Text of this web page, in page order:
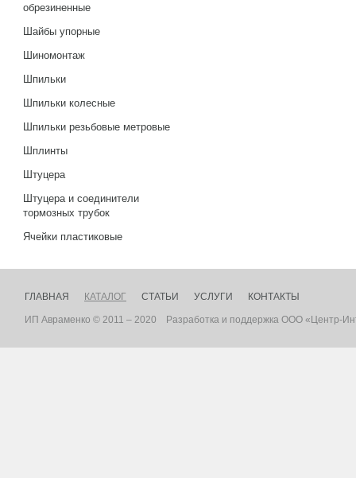
обрезиненные
Шайбы упорные
Шиномонтаж
Шпильки
Шпильки колесные
Шпильки резьбовые метровые
Шплинты
Штуцера
Штуцера и соединители
тормозных трубок
Ячейки пластиковые
ГЛАВНАЯ КАТАЛОГ СТАТЬИ УСЛУГИ КОНТАКТЫ
ИП Авраменко © 2011 – 2020 Разработка и поддержка ООО «Центр-